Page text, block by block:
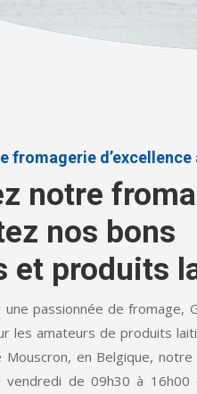
fromagerie
notre
nos bons
et produits
passionnée de fromage,
les amateurs de produits
Mouscron, en Belgique,
vendredi de 09h30 à